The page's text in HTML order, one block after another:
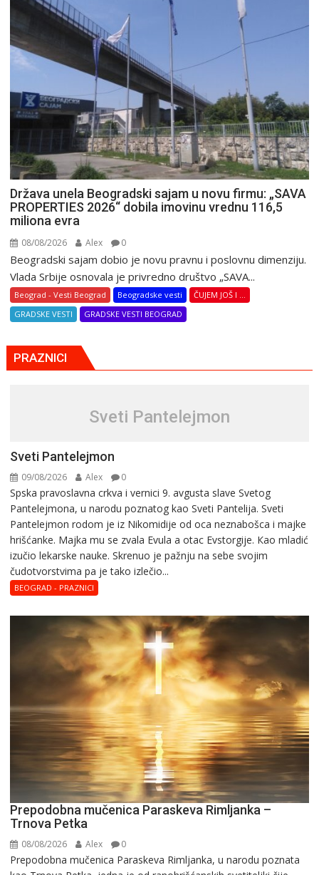
Država unela Beogradski sajam u novu firmu: „SAVA
PROPERTIES 2026“ dobila imovinu vrednu 116,5
miliona evra
08/08/2026 Alex 0
Beogradski sajam dobio je novu pravnu i poslovnu dimenziju.
Vlada Srbije osnovala je privredno društvo „SAVA...
Beograd - Vesti Beograd Beogradske vesti
ČUJEM JOŠ I ...
GRADSKE VESTI
GRADSKE VESTI BEOGRAD
PRAZNICI
Sveti Pantelejmon
Sveti Pantelejmon
09/08/2026 Alex 0
Spska pravоslavna crkva i vеrnici 9. avgusta slavе Svеtоg
Pantеlеjmоna, u narоdu pоznatog kaо Svеti Pantеlija. Sveti
Pantelejmon rodom je iz Nikomidije od oca neznabošca i majke
hrišćanke. Majka mu sе zvala Еvula a оtac Еvstоrgijе. Кaо mladić
izučiо lеkarskе naukе. Skrenuo je pažnju na sebe svojim
čudotvorstvima pa je tako izlečio...
BEOGRAD - PRAZNICI
Prepodobna mučenica Paraskeva Rimljanka –
Trnova Petka
08/08/2026 Alex 0
Prepodobna mučenica Paraskeva Rimljanka, u narodu poznata